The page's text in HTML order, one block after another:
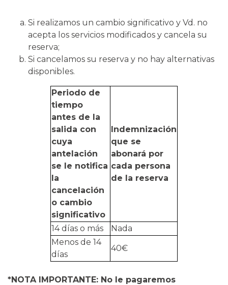
Si realizamos un cambio significativo y Vd. no
acepta los servicios modificados y cancela su
reserva;
Si cancelamos su reserva y no hay alternativas
disponibles.
Periodo de
tiempo
antes de la
salida con
cuya
antelación
se le notifica
la
cancelación
o cambio
significativo
Indemnización
que se
abonará por
cada persona
de la reserva
14 días o más
Nada
Menos de 14
días
40€
*NOTA IMPORTANTE: No le pagaremos